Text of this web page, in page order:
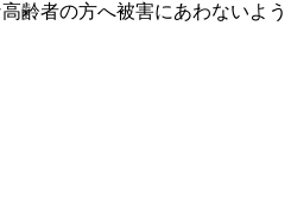
者の方へ被害にあわないよう